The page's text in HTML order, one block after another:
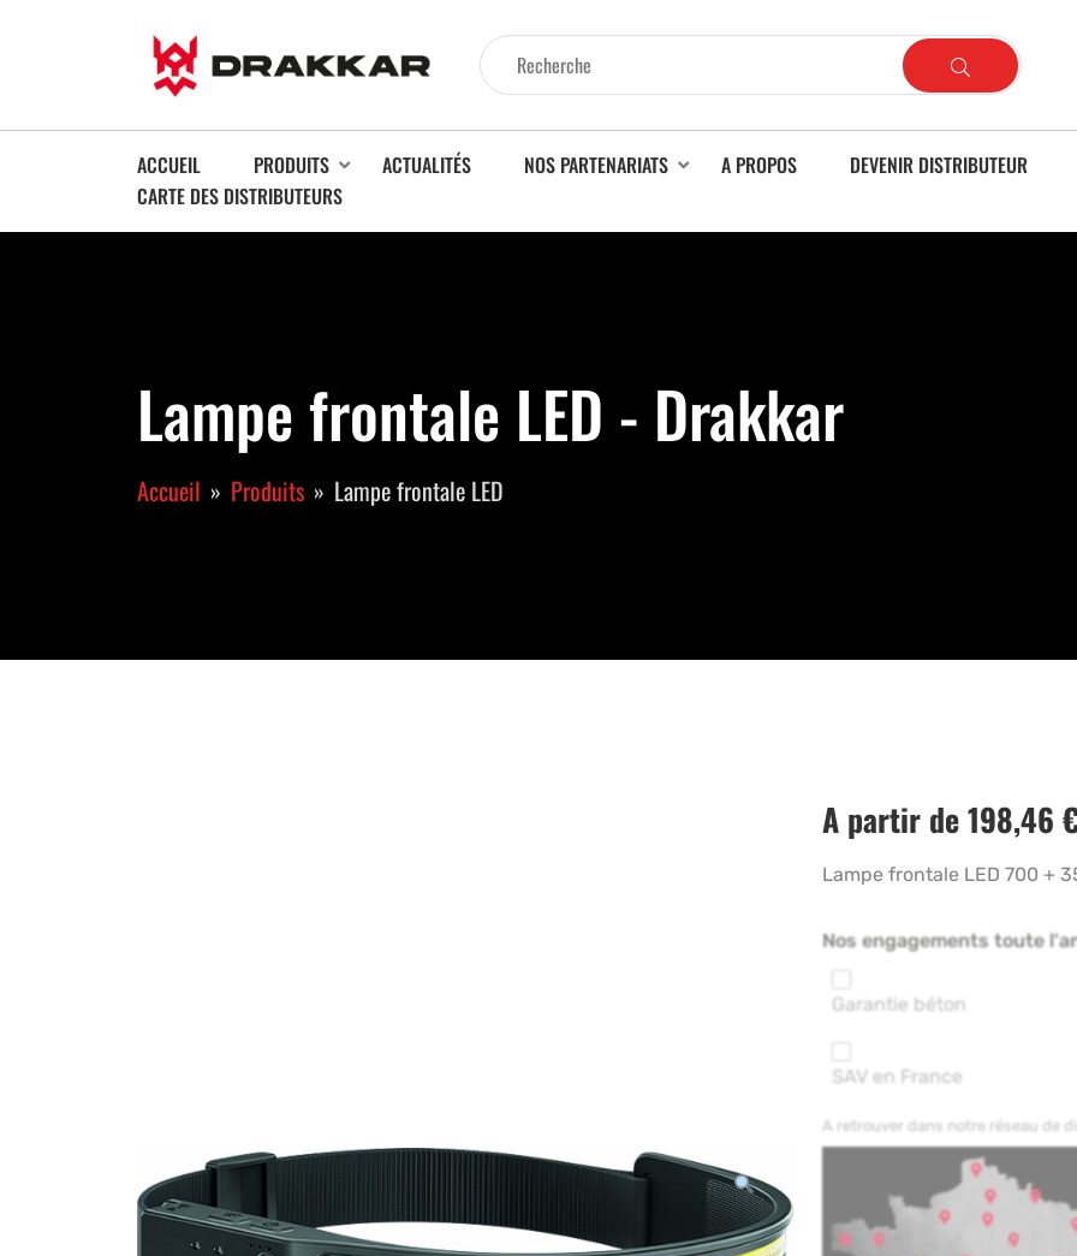
ACCUEIL PRODUITS ACTUALITÉS NOS PARTENARIATS A PROPOS
DEVENIR DISTRIBUTEUR
CARTE DES DISTRIBUTEURS
Lampe frontale LED - Drakkar
Accueil Produits Lampe frontale LED
A partir de198,46
Lampe frontale LED 700 +
Nos engagements toute
Garantie béton
SAV en France
A retrouver dans notre réseau de